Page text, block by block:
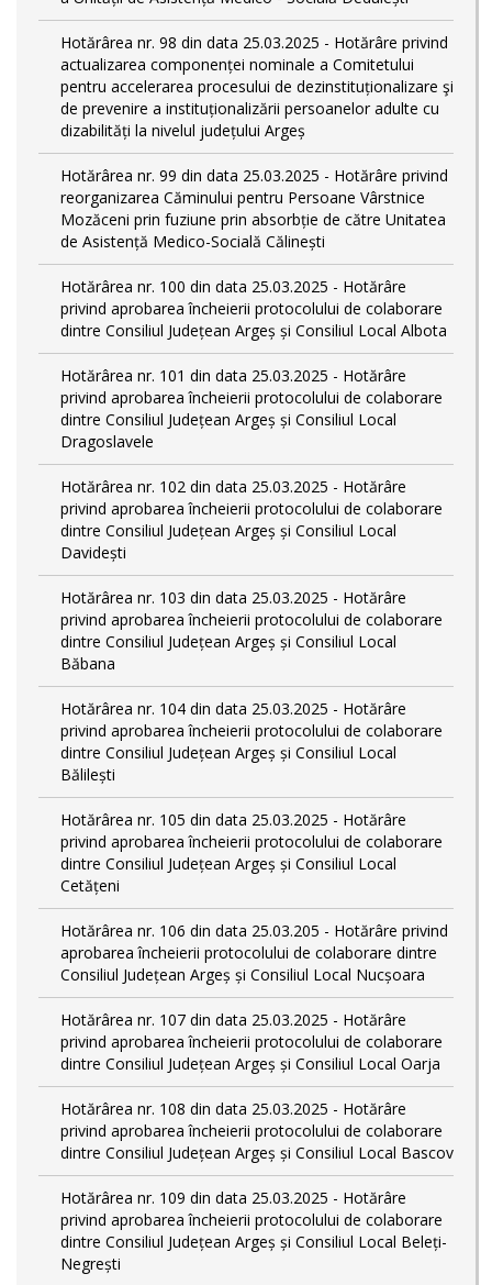
Hotărârea nr. 98 din data 25.03.2025 - Hotărâre privind
actualizarea componenței nominale a Comitetului
pentru accelerarea procesului de dezinstituționalizare şi
de prevenire a instituționalizării persoanelor adulte cu
dizabilități la nivelul județului Argeș
Hotărârea nr. 99 din data 25.03.2025 - Hotărâre privind
reorganizarea Căminului pentru Persoane Vârstnice
Mozăceni prin fuziune prin absorbție de către Unitatea
de Asistență Medico-Socială Călinești
Hotărârea nr. 100 din data 25.03.2025 - Hotărâre
privind aprobarea încheierii protocolului de colaborare
dintre Consiliul Județean Argeș și Consiliul Local Albota
Hotărârea nr. 101 din data 25.03.2025 - Hotărâre
privind aprobarea încheierii protocolului de colaborare
dintre Consiliul Județean Argeș și Consiliul Local
Dragoslavele
Hotărârea nr. 102 din data 25.03.2025 - Hotărâre
privind aprobarea încheierii protocolului de colaborare
dintre Consiliul Județean Argeș și Consiliul Local
Davidești
Hotărârea nr. 103 din data 25.03.2025 - Hotărâre
privind aprobarea încheierii protocolului de colaborare
dintre Consiliul Județean Argeș și Consiliul Local
Băbana
Hotărârea nr. 104 din data 25.03.2025 - Hotărâre
privind aprobarea încheierii protocolului de colaborare
dintre Consiliul Județean Argeș și Consiliul Local
Bălilești
Hotărârea nr. 105 din data 25.03.2025 - Hotărâre
privind aprobarea încheierii protocolului de colaborare
dintre Consiliul Județean Argeș și Consiliul Local
Cetățeni
Hotărârea nr. 106 din data 25.03.205 - Hotărâre privind
aprobarea încheierii protocolului de colaborare dintre
Consiliul Județean Argeș și Consiliul Local Nucșoara
Hotărârea nr. 107 din data 25.03.2025 - Hotărâre
privind aprobarea încheierii protocolului de colaborare
dintre Consiliul Județean Argeș și Consiliul Local Oarja
Hotărârea nr. 108 din data 25.03.2025 - Hotărâre
privind aprobarea încheierii protocolului de colaborare
dintre Consiliul Județean Argeș și Consiliul Local Bascov
Hotărârea nr. 109 din data 25.03.2025 - Hotărâre
privind aprobarea încheierii protocolului de colaborare
dintre Consiliul Județean Argeș și Consiliul Local Beleți-
Negrești